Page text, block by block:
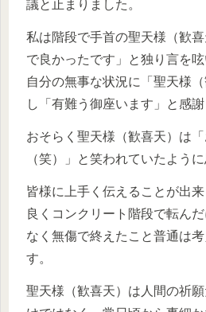
議と止まりました。
私は階段で手首の聖天様（歓
で良かったです」と独り言を
自分の無事な状況に「聖天様
し「有難う御座います」と感謝
おそらく聖天様（歓喜天）は
（笑）」と笑われていたよう
皆様に上手く伝えることが出
良くコンクリート階段で転ん
なく無傷で終えたこと普通は
す。
聖天様（歓喜天）は人間の祈